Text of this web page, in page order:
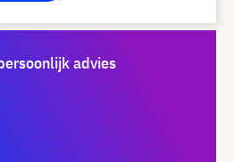
advies